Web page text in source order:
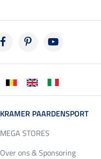
KRAMER PAARDENSPORT
MEGA STORES
Over ons & Sponsoring